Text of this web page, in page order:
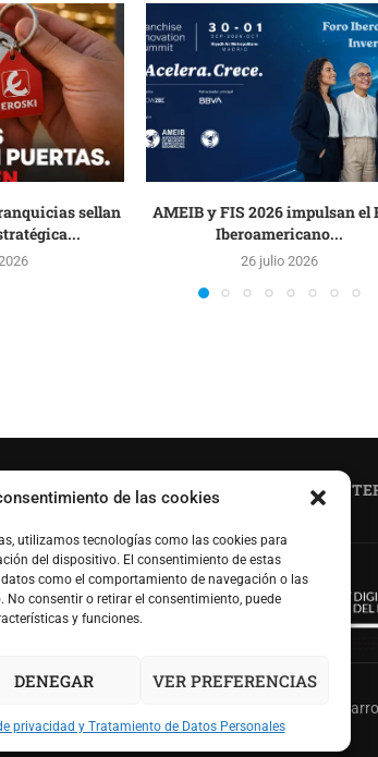
de las cookies
utilizamos tecnologías como las cookies para
del dispositivo. El consentimiento de estas
como el comportamiento de navegación o las
No consentir o retirar el consentimiento, puede
y funciones.
DENEGAR VER PREFERENCIAS
privacidad y Tratamiento de Datos Personales
sellan
AMEIB y FIS 2026 impulsan el
Iberoamericano...
26 julio 2026
FACEBOOK
@2022 AMEIB Pachamama |